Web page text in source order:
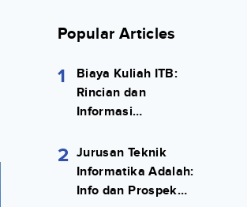
Popular Articles
1
Biaya Kuliah ITB:
Rincian dan
Informasi
2 Jurusan Teknik
Informatika Adalah:
Info dan Prospek